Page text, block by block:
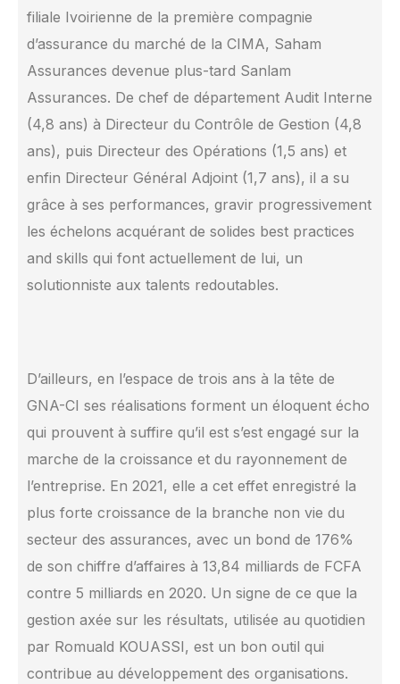
filiale Ivoirienne de la première compagnie
d’assurance du marché de la CIMA, Saham
Assurances devenue plus-tard Sanlam
Assurances. De chef de département Audit Interne
(4,8 ans) à Directeur du Contrôle de Gestion (4,8
ans), puis Directeur des Opérations (1,5 ans) et
enfin Directeur Général Adjoint (1,7 ans), il a su
grâce à ses performances, gravir progressivement
les échelons acquérant de solides best practices
and skills qui font actuellement de lui, un
solutionniste aux talents redoutables.
D’ailleurs, en l’espace de trois ans à la tête de
GNA-CI ses réalisations forment un éloquent écho
qui prouvent à suffire qu’il est s’est engagé sur la
marche de la croissance et du rayonnement de
l’entreprise. En 2021, elle a cet effet enregistré la
plus forte croissance de la branche non vie du
secteur des assurances, avec un bond de 176%
de son chiffre d’affaires à 13,84 milliards de FCFA
contre 5 milliards en 2020. Un signe de ce que la
gestion axée sur les résultats, utilisée au quotidien
par Romuald KOUASSI, est un bon outil qui
contribue au développement des organisations.